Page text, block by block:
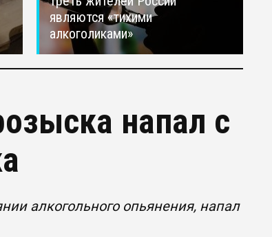
являются «тихими
алкоголиками»
напал с
алкогольного опьянения, напал